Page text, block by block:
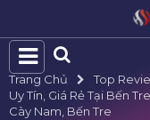
Trang Chủ Top
Uy Tín, Giá Rẻ Tại Bến Tre
Cày Nam, Bến Tre